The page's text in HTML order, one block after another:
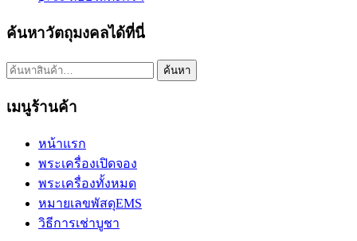
ค้นหาวัตถุมงคลได้ที่นี่
ค้นหา: ค้นหา
เมนูร้านค้า
หน้าแรก
พระเครื่องเปิดจอง
พระเครื่องทั้งหมด
หมายเลขพัสดุEMS
วิธีการเช่าบูชา